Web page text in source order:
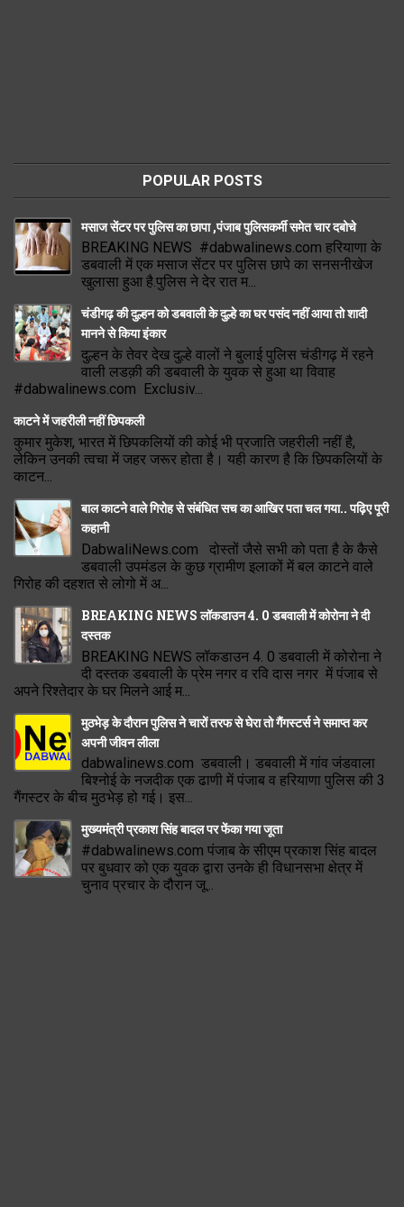
POPULAR POSTS
मसाज सेंटर पर पुलिस का छापा ,पंजाब पुलिसकर्मी समेत चार दबोचे
BREAKING NEWS #dabwalinews.com हरियाणा के
डबवाली में एक मसाज सेंटर पर पुलिस छापे का सनसनीखेज
खुलासा हुआ है.पुलिस ने देर रात म...
चंडीगढ़ की दुल्हन को डबवाली के दुल्हे का घर पसंद नहीं आया तो शादी
मानने से किया इंकार
दुल्हन के तेवर देख दुल्हे वालों ने बुलाई पुलिस चंडीगढ़ में रहने
वाली लडक़ी की डबवाली के युवक से हुआ था विवाह
#dabwalinews.com Exclusiv...
काटने में जहरीली नहीं छिपकली
कुमार मुकेश, भारत में छिपकलियों की कोई भी प्रजाति जहरीली नहीं है,
लेकिन उनकी त्वचा में जहर जरूर होता है। यही कारण है कि छिपकलियों के
काटन...
बाल काटने वाले गिरोह से संबंधित सच का आखिर पता चल गया.. पढ़िए पूरी
कहानी
DabwaliNews.com दोस्तों जैसे सभी को पता है के कैसे
डबवाली उपमंडल के कुछ ग्रामीण इलाकों में बल काटने वाले
गिरोह की दहशत से लोगो में अ...
BREAKING NEWS लॉकडाउन 4. 0 डबवाली में कोरोना ने दी
दस्तक
BREAKING NEWS लॉकडाउन 4. 0 डबवाली में कोरोना ने
दी दस्तक डबवाली के प्रेम नगर व रवि दास नगर में पंजाब से
अपने रिश्तेदार के घर मिलने आई म...
मुठभेड़ के दौरान पुलिस ने चारों तरफ से घेरा तो गैंगस्टर्स ने समाप्त कर
अपनी जीवन लीला
dabwalinews.com डबवाली। डबवाली में गांव जंडवाला
बिश्नोई के नजदीक एक ढाणी में पंजाब व हरियाणा पुलिस की 3
गैंगस्टर के बीच मुठभेड़ हो गई। इस...
मुख्यमंत्री प्रकाश सिंह बादल पर फेंका गया जूता
#dabwalinews.com पंजाब के सीएम प्रकाश सिंह बादल
पर बुधवार को एक युवक द्वारा उनके ही विधानसभा क्षेत्र में
चुनाव प्रचार के दौरान जू...